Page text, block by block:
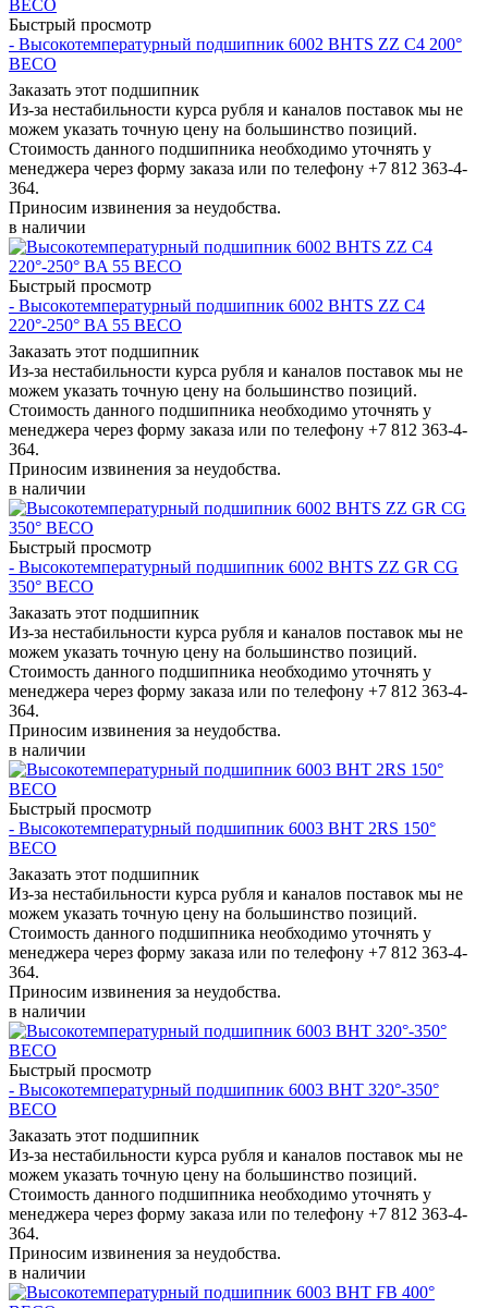
Быстрый просмотр
- Высокотемпературный подшипник 6002 BHTS ZZ C4 200°
BECO
Заказать этот подшипник
Из-за нестабильности курса рубля и каналов поставок мы не
можем указать точную цену на большинство позиций.
Стоимость данного подшипника необходимо уточнять у
менеджера через форму заказа или по телефону +7 812 363-4-
364.
Приносим извинения за неудобства.
в наличии
Быстрый просмотр
- Высокотемпературный подшипник 6002 BHTS ZZ C4
220°-250° BA 55 BECO
Заказать этот подшипник
Из-за нестабильности курса рубля и каналов поставок мы не
можем указать точную цену на большинство позиций.
Стоимость данного подшипника необходимо уточнять у
менеджера через форму заказа или по телефону +7 812 363-4-
364.
Приносим извинения за неудобства.
в наличии
Быстрый просмотр
- Высокотемпературный подшипник 6002 BHTS ZZ GR CG
350° BECO
Заказать этот подшипник
Из-за нестабильности курса рубля и каналов поставок мы не
можем указать точную цену на большинство позиций.
Стоимость данного подшипника необходимо уточнять у
менеджера через форму заказа или по телефону +7 812 363-4-
364.
Приносим извинения за неудобства.
в наличии
Быстрый просмотр
- Высокотемпературный подшипник 6003 BHT 2RS 150°
BECO
Заказать этот подшипник
Из-за нестабильности курса рубля и каналов поставок мы не
можем указать точную цену на большинство позиций.
Стоимость данного подшипника необходимо уточнять у
менеджера через форму заказа или по телефону +7 812 363-4-
364.
Приносим извинения за неудобства.
в наличии
Быстрый просмотр
- Высокотемпературный подшипник 6003 BHT 320°-350°
BECO
Заказать этот подшипник
Из-за нестабильности курса рубля и каналов поставок мы не
можем указать точную цену на большинство позиций.
Стоимость данного подшипника необходимо уточнять у
менеджера через форму заказа или по телефону +7 812 363-4-
364.
Приносим извинения за неудобства.
в наличии